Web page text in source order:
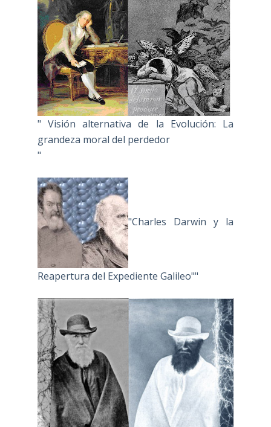
" Visión alternativa de la Evolución: La
grandeza moral del perdedor
"
"Charles Darwin y la
Reapertura del Expediente Galileo""